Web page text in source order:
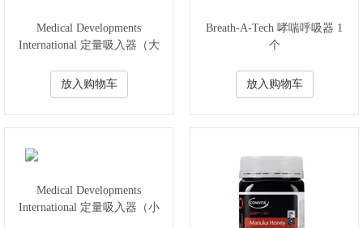
Medical Developments
International 定量吸入器（大
放入购物车
Breath-A-Tech 哮喘呼吸器 1
个
放入购物车
Medical Developments
International 定量吸入器（小